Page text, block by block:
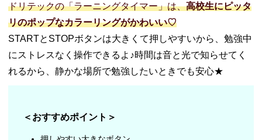
ドリテックの「ラーニングタイマー」は、高校生にピッタ
リのポップなカラーリングがかわいい♡
STARTとSTOPボタンは大きくて押しやすいから、勉強中
にストレスなく操作できるよ♪時間は音と光で知らせてく
れるから、静かな場所で勉強したいときでも安心★
＜おすすめポイント＞